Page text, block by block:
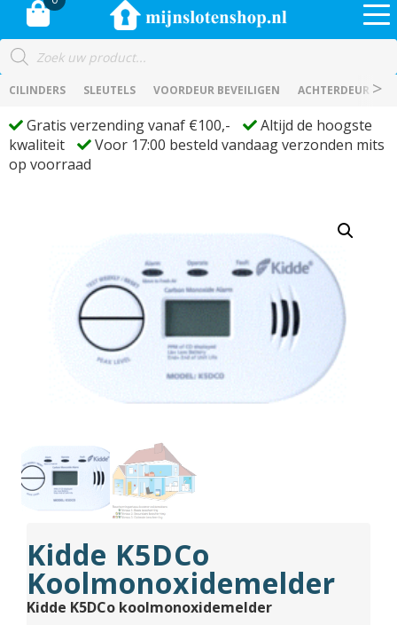
Producten
zoeken
CILINDERS SLEUTELS VOORDEUR BEVEILIGEN ACHTERDEUR
Gratis verzending vanaf €100,-
Altijd de hoogste
kwaliteit
Voor 17:00 besteld vandaag verzonden mits
op voorraad
Kidde K5DCo
Koolmonoxidemelder
Kidde K5DCo koolmonoxidemelder